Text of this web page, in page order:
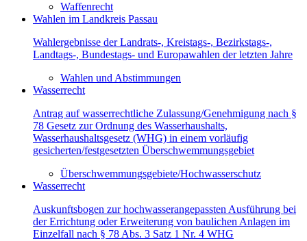
Waffenrecht
Wahlen im Landkreis Passau
Wahlergebnisse der Landrats-, Kreistags-, Bezirkstags-,
Landtags-, Bundestags- und Europawahlen der letzten Jahre
Wahlen und Abstimmungen
Wasserrecht
Antrag auf wasserrechtliche Zulassung/Genehmigung nach §
78 Gesetz zur Ordnung des Wasserhaushalts,
Wasserhaushaltsgesetz (WHG) in einem vorläufig
gesicherten/festgesetzten Überschwemmungsgebiet
Überschwemmungsgebiete/Hochwasserschutz
Wasserrecht
Auskunftsbogen zur hochwasserangepassten Ausführung bei
der Errichtung oder Erweiterung von baulichen Anlagen im
Einzelfall nach § 78 Abs. 3 Satz 1 Nr. 4 WHG